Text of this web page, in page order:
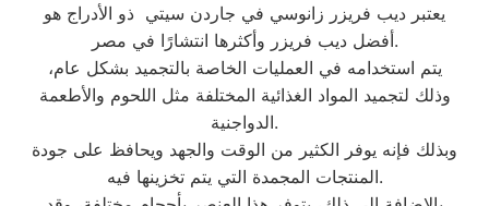
يعتبر ديب فريزر زانوسي في جاردن سيتي ذو الأدراج هو
أفضل ديب فريزر وأكثرها انتشارًا في مصر.
يتم استخدامه في العمليات الخاصة بالتجميد بشكل عام،
وذلك لتجميد المواد الغذائية المختلفة مثل اللحوم والأطعمة
الدواجنية.
وبذلك فإنه يوفر الكثير من الوقت والجهد ويحافظ على جودة
المنتجات المجمدة التي يتم تخزينها فيه.